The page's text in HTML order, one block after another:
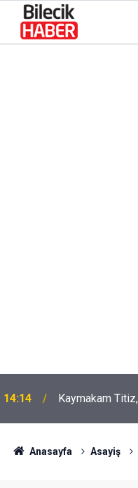
14:14 Kaymakam
Anasayfa Asayiş